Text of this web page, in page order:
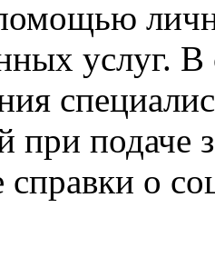
услуг. В
при подаче
о